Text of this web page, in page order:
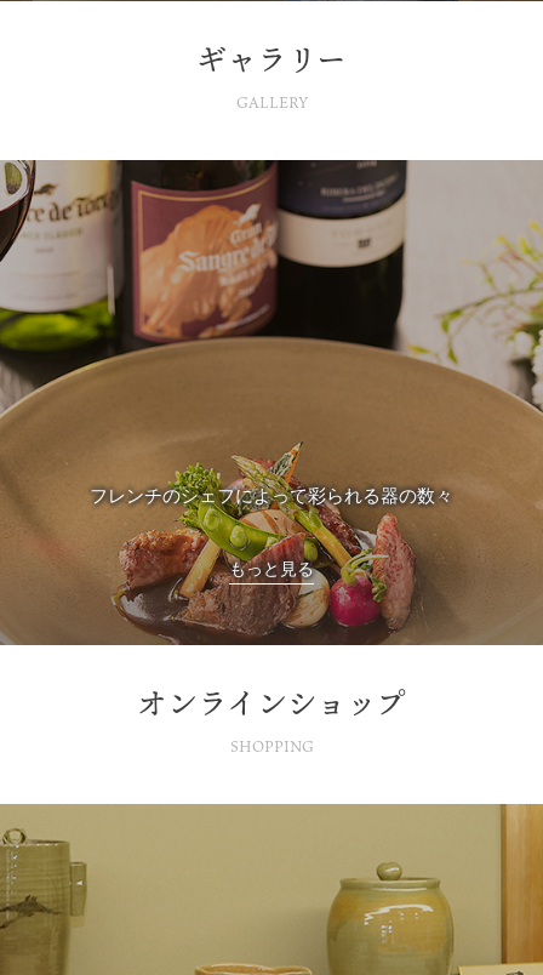
ギャラリー
GALLERY
フレンチのシェフによって彩られる器の数々
もっと見る
オンラインショップ
SHOPPING